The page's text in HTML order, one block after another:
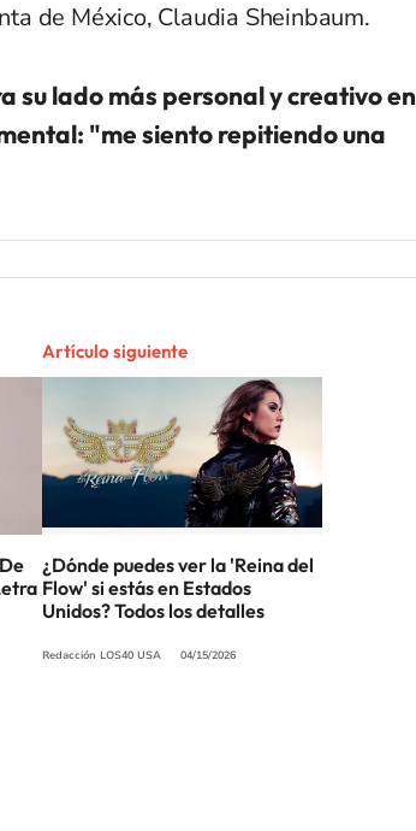
de México, Claudia Sheinbaum.
su lado más personal y creativo en
"me siento repitiendo una
Artículo siguiente
¿Dónde puedes ver la 'Reina del
Flow' si estás en Estados
Unidos? Todos los detalles
Redacción LOS40 USA 04/15/2026